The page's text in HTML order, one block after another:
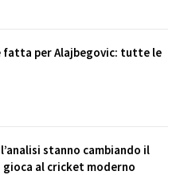
fatta per Alajbegovic: tutte le
stanno cambiando il
gioca al cricket moderno